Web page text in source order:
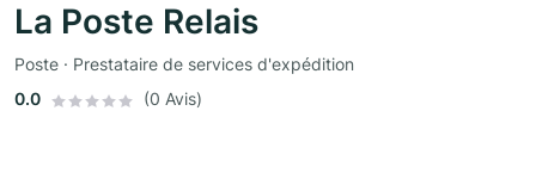
La Poste Relais
Poste · Prestataire de services d'expédition
0.0
(0 Avis)